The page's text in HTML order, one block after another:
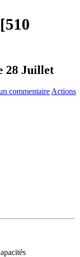
28 Juillet
commentaire Actions